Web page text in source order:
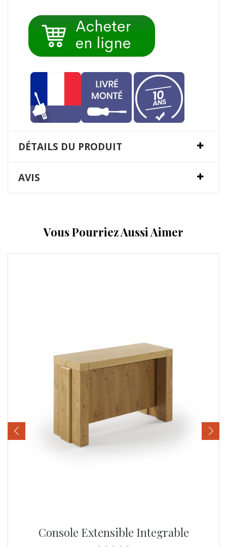
DÉTAILS DU PRODUIT
AVIS
Vous Pourriez Aussi Aimer
Console Extensible Integrable